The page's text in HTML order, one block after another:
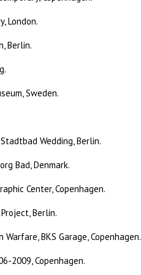
London.
Berlin.
Sweden.
Wedding, Berlin.
Bad, Denmark.
Center, Copenhagen.
Berlin.
BKS Garage, Copenhagen.
2009, Copenhagen.